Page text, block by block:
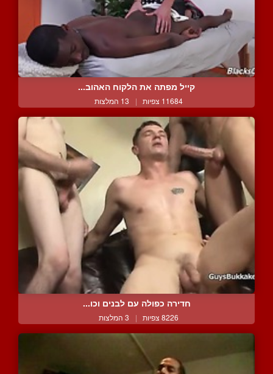
קייל מפתה את הלקוח האהוב...
11684 צפיות | 13 המלצות
חדירה כפולה עם לבנים וכו...
8226 צפיות | 3 המלצות